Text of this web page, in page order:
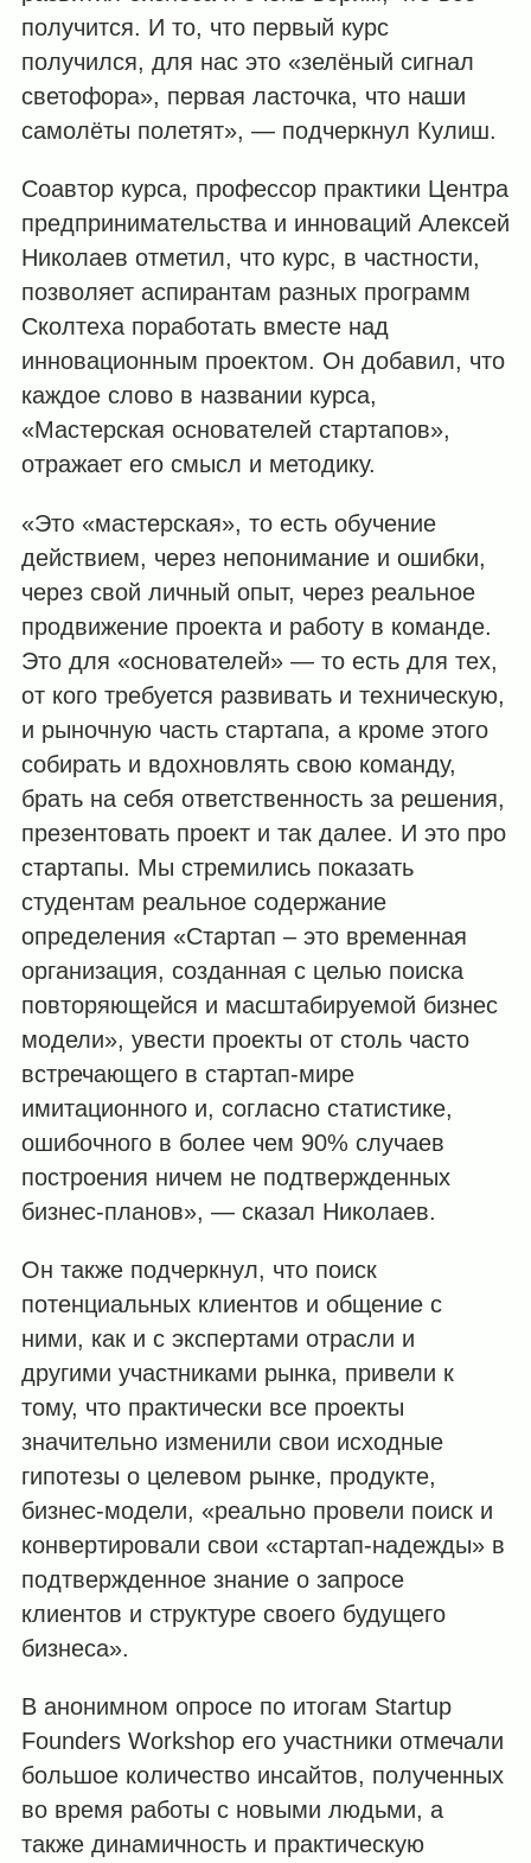
получится. И то, что первый курс
получился, для нас это «зелёный сигнал
светофора», первая ласточка, что наши
самолёты полетят», — подчеркнул Кулиш.
Соавтор курса, профессор практики Центра
предпринимательства и инноваций Алексей
Николаев отметил, что курс, в частности,
позволяет аспирантам разных программ
Сколтеха поработать вместе над
инновационным проектом. Он добавил, что
каждое слово в названии курса,
«Мастерская основателей стартапов»,
отражает его смысл и методику.
«Это «мастерская», то есть обучение
действием, через непонимание и ошибки,
через свой личный опыт, через реальное
продвижение проекта и работу в команде.
Это для «основателей» — то есть для тех,
от кого требуется развивать и техническую,
и рыночную часть стартапа, а кроме этого
собирать и вдохновлять свою команду,
брать на себя ответственность за решения,
презентовать проект и так далее. И это про
стартапы. Мы стремились показать
студентам реальное содержание
определения «Стартап – это временная
организация, созданная с целью поиска
повторяющейся и масштабируемой бизнес
модели», увести проекты от столь часто
встречающего в стартап-мире
имитационного и, согласно статистике,
ошибочного в более чем 90% случаев
построения ничем не подтвержденных
бизнес-планов», — сказал Николаев.
Он также подчеркнул, что поиск
потенциальных клиентов и общение с
ними, как и с экспертами отрасли и
другими участниками рынка, привели к
тому, что практически все проекты
значительно изменили свои исходные
гипотезы о целевом рынке, продукте,
бизнес-модели, «реально провели поиск и
конвертировали свои «стартап-надежды» в
подтвержденное знание о запросе
клиентов и структуре своего будущего
бизнеса».
В анонимном опросе по итогам Startup
Founders Workshop его участники отмечали
большое количество инсайтов, полученных
во время работы с новыми людьми, а
также динамичность и практическую